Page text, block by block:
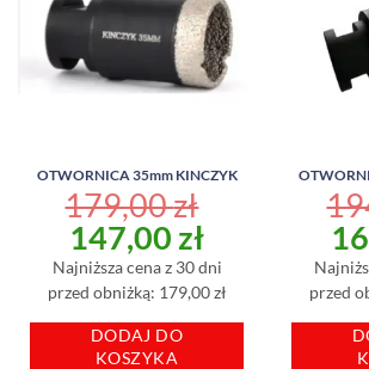
OTWORNICA 35mm KINCZYK
179,00zł
Pierwotna
cena
wynosiła:
179,00 zł.
147,00 złAktualna
cena
wynosi:
147,00 zł.
Najniższa cena z 30 dni
przed obniżką: 179,00 zł
DODAJ DO
KOSZYKA
przed